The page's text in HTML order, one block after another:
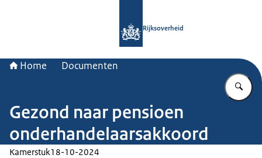
Rijksoverheid
Home Documenten
Gezond naar pensioen
onderhandelaarsakkoord
Kamerstuk18-10-2024